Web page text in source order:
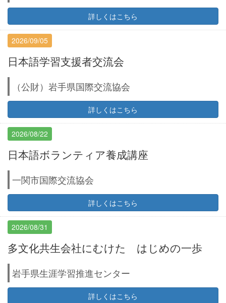
詳しくはこちら
2026/09/05
日本語学習支援者交流会
（公財）岩手県国際交流協会
詳しくはこちら
2026/08/22
日本語ボランティア養成講座
一関市国際交流協会
詳しくはこちら
2026/08/31
多文化共生会社にむけた はじめの一歩
岩手県生涯学習推進センター
詳しくはこちら